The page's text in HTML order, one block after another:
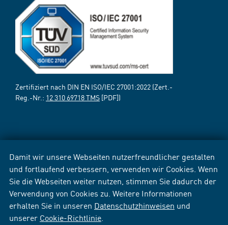
Damit wir unsere Webseiten nutzerfreundlicher gestalten
und fortlaufend verbessern, verwenden wir Cookies. Wenn
Sie die Webseiten weiter nutzen, stimmen Sie dadurch der
Verwendung von Cookies zu. Weitere Informationen
erhalten Sie in unseren Datenschutzhinweisen und
unserer Cookie-Richtlinie
Zertifiziert nach DIN EN ISO/IEC 27001:2022 (Zert.-
Reg.-Nr.: 12 310 69718 TMS [PDF])